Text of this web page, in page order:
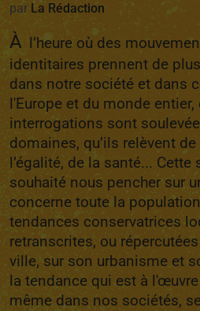
par La Rédaction
À l’heure où des
identitaires prennent de
dans notre société et dans
l'Europe et du monde
interrogations sont
domaines, qu’ils relèvent de
l’égalité, de la santé...
souhaité nous pencher sur
concerne toute la
tendances conservatrices
retranscrites, ou
ville, sur son urbanisme et
la tendance qui est à
même dans nos sociétés,